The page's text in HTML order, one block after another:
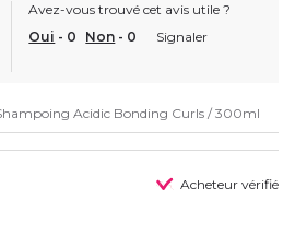
Avez-vous trouvé cet avis utile ?
Oui - 0 Non - 0 Signaler
Acidic Bonding Curls / 300ml
Acheteur vérifié